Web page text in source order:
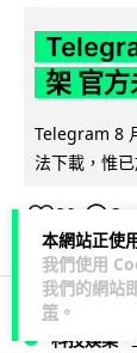
本網站正使
我們使用
我們的網站
策 。
架 官
Telegram 8
法下載，惟
80 3
科技娛樂